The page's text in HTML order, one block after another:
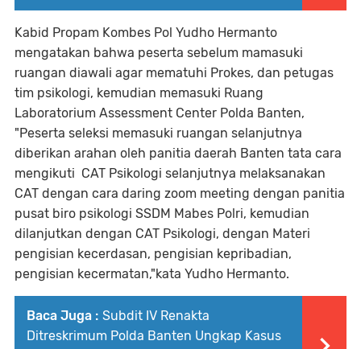
Kabid Propam Kombes Pol Yudho Hermanto
mengatakan bahwa peserta sebelum mamasuki
ruangan diawali agar mematuhi Prokes, dan petugas
tim psikologi, kemudian memasuki Ruang
Laboratorium Assessment Center Polda Banten,
"Peserta seleksi memasuki ruangan selanjutnya
diberikan arahan oleh panitia daerah Banten tata cara
mengikuti CAT Psikologi selanjutnya melaksanakan
CAT dengan cara daring zoom meeting dengan panitia
pusat biro psikologi SSDM Mabes Polri, kemudian
dilanjutkan dengan CAT Psikologi, dengan Materi
pengisian kecerdasan, pengisian kepribadian,
pengisian kecermatan,"kata Yudho Hermanto.
Baca Juga : Subdit IV Renakta
Ditreskrimum Polda Banten Ungkap Kasus